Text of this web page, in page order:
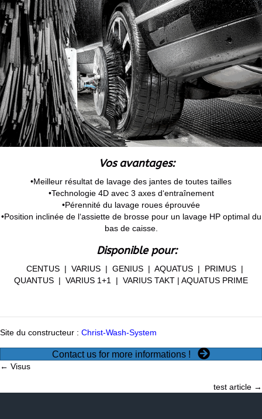
Vos avantages:
•Meilleur résultat de lavage des jantes de toutes tailles
•Technologie 4D avec 3 axes d‘entraînement
•Pérennité du lavage roues éprouvée
•Position inclinée de l‘assiette de brosse pour un lavage HP optimal du
bas de caisse.
Disponible pour:
CENTUS | VARIUS | GENIUS | AQUATUS | PRIMUS |
QUANTUS | VARIUS 1+1 | VARIUS TAKT | AQUATUS PRIME
Site du constructeur : Christ-Wash-System
Contact us for more informations !
Posts
navigation
← Visus
test article →